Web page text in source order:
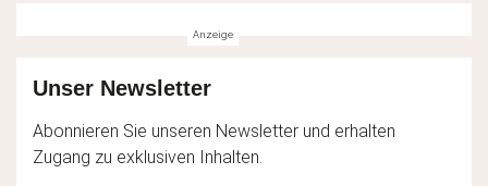
Unser Newsletter
Abonnieren Sie unseren Newsletter und erhalten
Zugang zu exklusiven Inhalten.